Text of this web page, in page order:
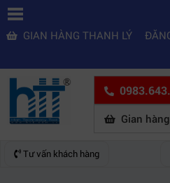
GIAN HÀNG THANH LÝ
Gian
Tư vấn khách hàng